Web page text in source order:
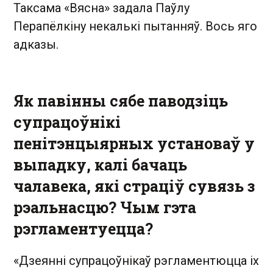
Таксама «Вясна» задала Паўлу
Перапёлкіну некалькі пытанняў. Вось яго
адказы.
Як павінны сябе паводзіць
супрацоўнікі
пенітэнцыярных установаў у
выпадку, калі бачаць
чалавека, які страціў сувязь з
рэальнасцю? Чым гэта
рэгламентуецца?
«Дзеянні супрацоўнікаў рэгламентюцца іх